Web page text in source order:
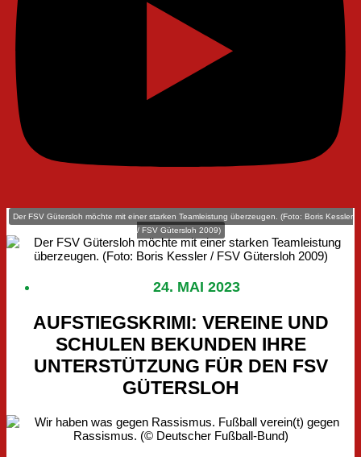
Der FSV Gütersloh möchte mit einer starken Teamleistung überzeugen. (Foto: Boris Kessler
/ FSV Gütersloh 2009)
24. MAI 2023
AUFSTIEGSKRIMI: VEREINE UND
SCHULEN BEKUNDEN IHRE
UNTERSTÜTZUNG FÜR DEN FSV
GÜTERSLOH